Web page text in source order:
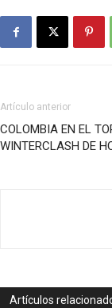
Artículo anterior
COLOMBIA EN EL
WINTERCLASH DE
Artículos